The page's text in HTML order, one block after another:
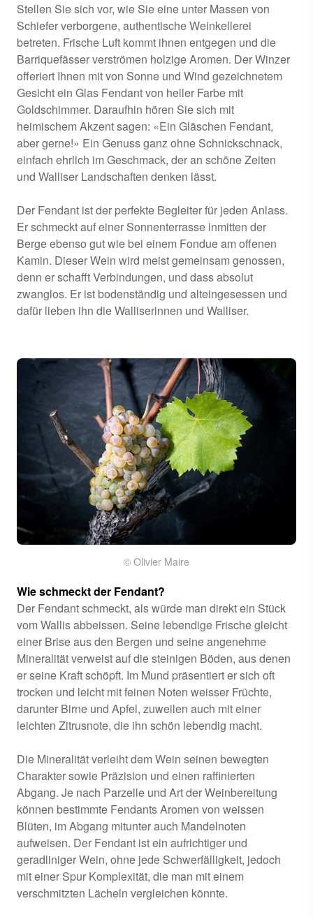
Stellen Sie sich vor, wie Sie eine unter Massen von
Schiefer verborgene, authentische Weinkellerei
betreten. Frische Luft kommt ihnen entgegen und die
Barriquefässer verströmen holzige Aromen. Der Winzer
offeriert Ihnen mit von Sonne und Wind gezeichnetem
Gesicht ein Glas Fendant von heller Farbe mit
Goldschimmer. Daraufhin hören Sie sich mit
heimischem Akzent sagen: «Ein Gläschen Fendant,
aber gerne!» Ein Genuss ganz ohne Schnickschnack,
einfach ehrlich im Geschmack, der an schöne Zeiten
und Walliser Landschaften denken lässt.
Der Fendant ist der perfekte Begleiter für jeden Anlass.
Er schmeckt auf einer Sonnenterrasse inmitten der
Berge ebenso gut wie bei einem Fondue am offenen
Kamin. Dieser Wein wird meist gemeinsam genossen,
denn er schafft Verbindungen, und dass absolut
zwanglos. Er ist bodenständig und alteingesessen und
dafür lieben ihn die Walliserinnen und Walliser.
© Olivier Maire
Wie schmeckt der Fendant?
Der Fendant schmeckt, als würde man direkt ein Stück
vom Wallis abbeissen. Seine lebendige Frische gleicht
einer Brise aus den Bergen und seine angenehme
Mineralität verweist auf die steinigen Böden, aus denen
er seine Kraft schöpft. Im Mund präsentiert er sich oft
trocken und leicht mit feinen Noten weisser Früchte,
darunter Birne und Apfel, zuweilen auch mit einer
leichten Zitrusnote, die ihn schön lebendig macht.
Die Mineralität verleiht dem Wein seinen bewegten
Charakter sowie Präzision und einen raffinierten
Abgang. Je nach Parzelle und Art der Weinbereitung
können bestimmte Fendants Aromen von weissen
Blüten, im Abgang mitunter auch Mandelnoten
aufweisen. Der Fendant ist ein aufrichtiger und
geradliniger Wein, ohne jede Schwerfälligkeit, jedoch
mit einer Spur Komplexität, die man mit einem
verschmitzten Lächeln vergleichen könnte.